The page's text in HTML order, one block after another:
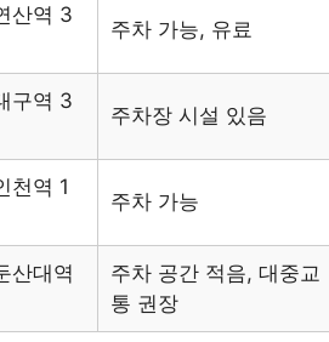
산역 3
주차 가능, 유료
구역 3
주차장 시설 있음
천역 1
주차 가능
산대역
주차 공간 적음, 대중교
통 권장